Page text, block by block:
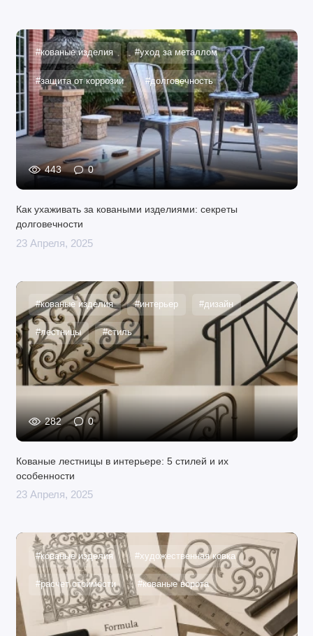
#кованые изделия #уход за металлом
#защита от коррозии #долговечность
443 0
Как ухаживать за коваными изделиями: секреты
долговечности
23 Апреля, 2025
#кованые изделия #интерьер #дизайн
#лестницы #стиль
282 0
Кованые лестницы в интерьере: 5 стилей и их
особенности
23 Апреля, 2025
#кованые изделия #художественная ковка
#расчет стоимости #кованые ворота